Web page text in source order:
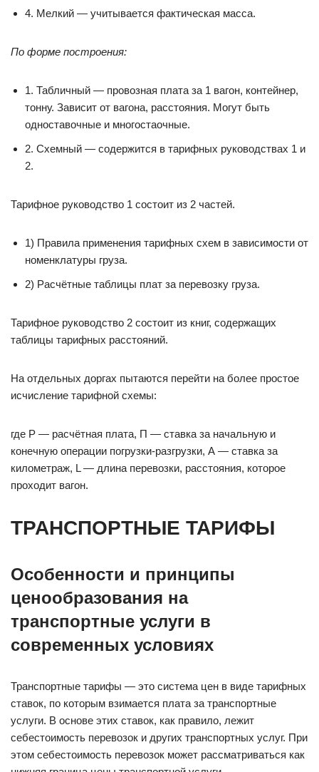
4. Мелкий — учитывается фактическая масса.
По форме построения:
1. Табличный — провозная плата за 1 вагон, контейнер,
тонну. Зависит от вагона, расстояния. Могут быть
одноставочные и многостаочные.
2. Схемный — содержится в тарифных руководствах 1 и
2.
Тарифное руководство 1 состоит из 2 частей.
1) Правила применения тарифных схем в зависимости от
номенклатуры груза.
2) Расчётные таблицы плат за перевозку груза.
Тарифное руководство 2 состоит из книг, содержащих
таблицы тарифных расстояний.
На отдельных доргах пытаются перейти на более простое
исчисление тарифной схемы:
где Р — расчётная плата, П — ставка за начальную и
конечную операции погрузки-разгрузки, А — ставка за
километраж, L — длина перевозки, расстояния, которое
проходит вагон.
ТРАНСПОРТНЫЕ ТАРИФЫ
Особенности и принципы
ценообразования на
транспортные услуги в
современных условиях
Транспортные тарифы — это система цен в виде тарифных
ставок, по которым взимается плата за транспортные
услуги. В основе этих ставок, как правило, лежит
себестоимость перевозок и других транспортных услуг. При
этом себестоимость перевозок может рассматриваться как